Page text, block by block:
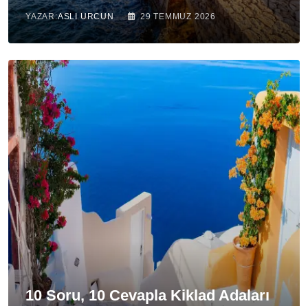
YAZAR:ASLI URCUN 29 TEMMUZ 2026
10 Soru, 10 Cevapla Kiklad Adaları